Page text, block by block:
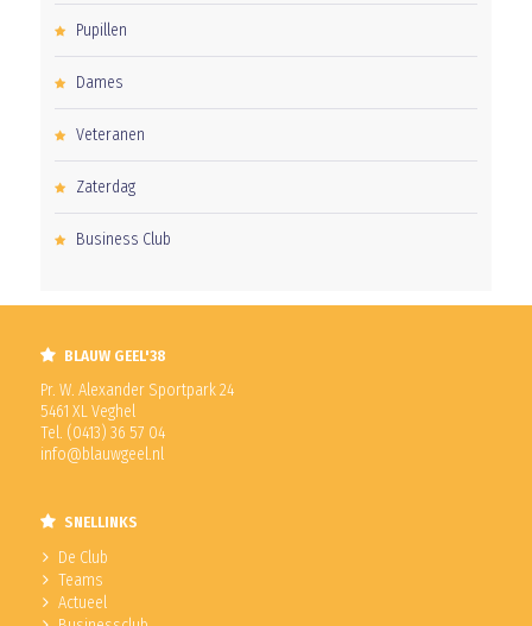
Pupillen
Dames
Veteranen
Zaterdag
Business Club
BLAUW GEEL'38
Pr. W. Alexander Sportpark 24
5461 XL Veghel
Tel. (0413) 36 57 04
info@blauwgeel.nl
SNELLINKS
De Club
Teams
Actueel